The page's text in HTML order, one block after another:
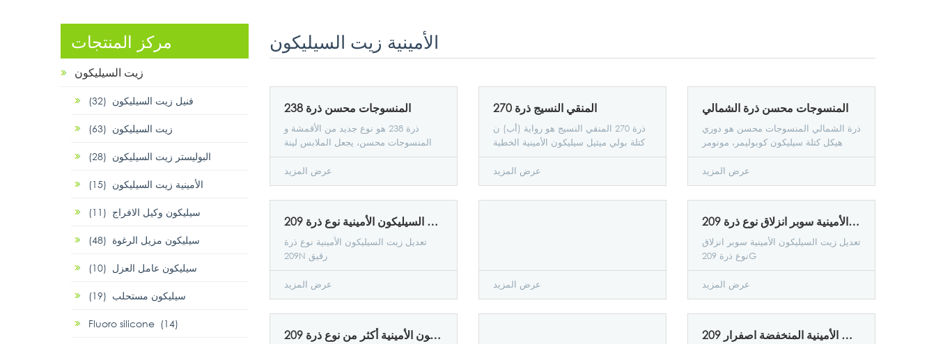
الأمينية زيت السيليكون
المنسوجات محسن ذرة 238
ذرة 238 هو نوع جديد من الأقمشة و
المنسوجات محسن، يجعل الملابس لينة
حريري مع الأداء المتفوق، تقليل اصفرار،
نقل الحرارة ثبات القص و....... هذا المنتج
تشتت جيدة من المياه، سيليكون النفط
الأمينية كمية أقل من 3-4 مرات، تأثير كبير
- ذرة 238 محسن يمكن استخدامها في
مجموعة متنوعة من المنسوجات النسيج
هو مناسبة خاصة الألياف الاصطناعية
الاصطناعية المخلوطة المخلوطة
القطن................................... الصوف
الصوف
عرض المزيد
المنقي النسيج ذرة 270
ذرة 270 المنقي النسيج هو رواية (أب) ن
كتلة بولي ميثيل سيليكون الأمينية الخطية
بوليمرات - ذرة 270 مع المنظفات
المضافة الفلوروكربونية، بعد معالجة
النسيج لينة - نعومة - يشعر بالشبع، تقريبا
أي تأثير على المنظفات. ذرة 270 دائم
عرض المزيد
المنسوجات محسن ذرة الشمالي
ذرة الشمالي المنسوجات محسن هو دوري
هيكل كتلة سيليكون كوبوليمر، مونومر
متعددة الكيميائية مجموعة في نفس
الجزيء الخطي في الإقليم الشمالي.......
لديه تعزيز النسيج وكيل الاستحلاب الذاتي
مماثلة، يمكن أن تستخدم في رش، وخاصة
تطبيق الصباغة العادم، متفوقة استقرار
مستحلب للمستخدمين النهائيين يجلب
جميع الخبرات.
عرض المزيد
تعديل زيت السيليكون الأمينية نوع ذرة 209N رقيق
تعديل زيت السيليكون الأمينية نوع ذرة
209N رقيق
عرض المزيد عرض المزيد
تعديل زيت السيليكون الأمينية سوبر انزلاق نوع ذرة 209G
تعديل زيت السيليكون الأمينية سوبر انزلاق
نوع ذرة 209G
عرض المزيد
تعديل زيت السيليكون الأمينية أكثر من نوع ذرة 209F الأمونيا تعديل زيت السيليكون الأمينية المنخفضة اصفرار 209D ذرة
مركز المنتجات
زيت السيليكون
فنيل زيت السيليكون (32)
زيت السيليكون (63)
البوليستر زيت السيليكون (28)
الأمينية زيت السيليكون (15)
سيليكون وكيل الافراج (11)
سيليكون مزيل الرغوة (48)
سيليكون عامل العزل (10)
سيليكون مستحلب (19)
Fluoro silicone (14)